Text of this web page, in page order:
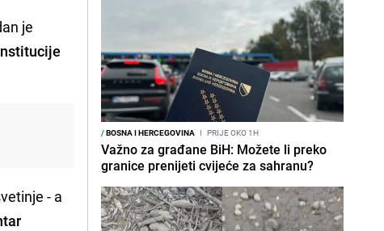
je
- a
/BOSNA I HERCEGOVINA I PRIJE OKO 1H
Važno za građane BiH: Možete li preko
granice prenijeti cvijeće za sahranu?